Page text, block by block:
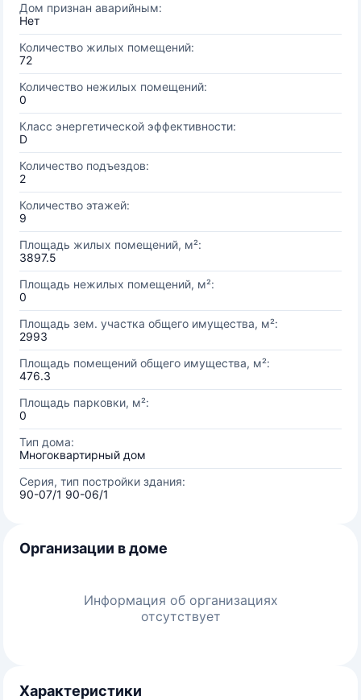
Дом признан аварийным:
Нет
Количество жилых помещений:
72
Количество нежилых помещений:
0
Класс энергетической эффективности:
D
Количество подъездов:
2
Количество этажей:
9
Площадь жилых помещений, м²:
3897.5
Площадь нежилых помещений, м²:
0
Площадь зем. участка общего имущества, м²:
2993
Площадь помещений общего имущества, м²:
476.3
Площадь парковки, м²:
0
Тип дома:
Многоквартирный дом
Серия, тип постройки здания:
90-07/1 90-06/1
Организации в доме
Информация об организациях
отсутствует
Характеристики